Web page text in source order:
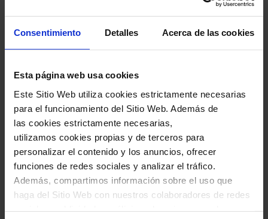
Consentimiento Detalles Acerca de las cookies
Esta página web usa cookies
Este Sitio Web utiliza cookies estrictamente necesarias
para el funcionamiento del Sitio Web. Además de
las cookies estrictamente necesarias,
utilizamos cookies propias y de terceros para
personalizar el contenido y los anuncios, ofrecer
funciones de redes sociales y analizar el tráfico.
Además, compartimos información sobre el uso que
haga del Sitio Web con nuestros colaboradores de redes
“se reduce la música a su
esencia huyendo de los artificios, lejos de la
intensidad pasional del último romanticismo”.
Cabe recordar que Picasso colaboró con Satie
Prélude à l’après-midi d’un faunede Debussy,
ballet con coreografía de Vaslav Nijinski y
nuevamente decorados de Picasso,
armonías sensuales, nace de la poesía de
Mallarmé y se convierte en uno de los ballets
fundacionales de el arte coreográfico moderno”